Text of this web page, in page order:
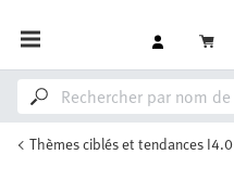
Thèmes ciblés et tendances I4.0